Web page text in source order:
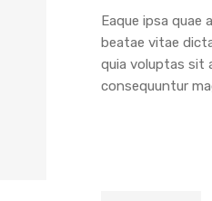
Eaque ipsa
beatae vitae
quia voluptas sit
consequuntur